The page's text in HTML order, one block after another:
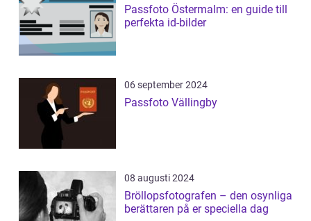
Passfoto Östermalm: en guide till
perfekta id-bilder
06 september 2024
Passfoto Vällingby
08 augusti 2024
Bröllopsfotografen – den osynliga
berättaren på er speciella dag